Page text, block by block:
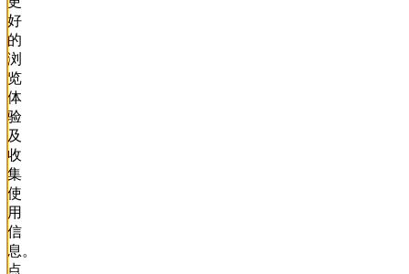
好
的
浏
览
体
验
及
收
集
使
用
信
息。
点